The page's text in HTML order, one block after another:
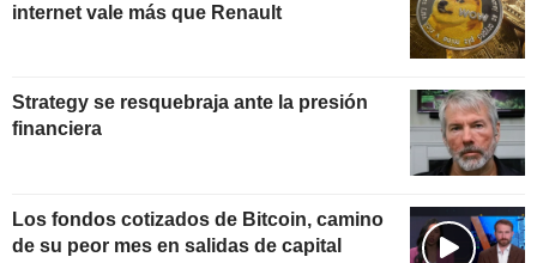
internet vale más que Renault
Strategy se resquebraja ante la presión
financiera
Los fondos cotizados de Bitcoin, camino
de su peor mes en salidas de capital